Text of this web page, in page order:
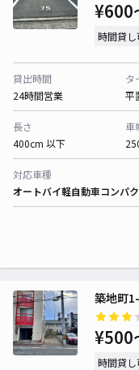
¥600
時間貸し
貸出時間
24時間営業
タ
平
長さ
400cm 以下
車
対応車種
オートバイ軽自動車コンパ
築地町
¥500
時間貸し